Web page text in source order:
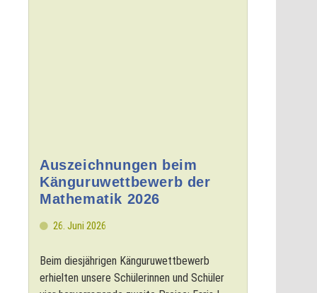
Auszeichnungen beim
Känguruwettbewerb der
Mathematik 2026
26. Juni 2026
Beim diesjährigen Känguruwettbewerb
erhielten unsere Schülerinnen und Schüler